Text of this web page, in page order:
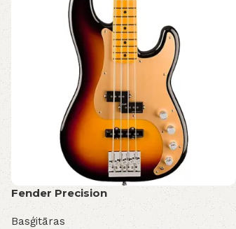
Fender Precision
Basģitāras